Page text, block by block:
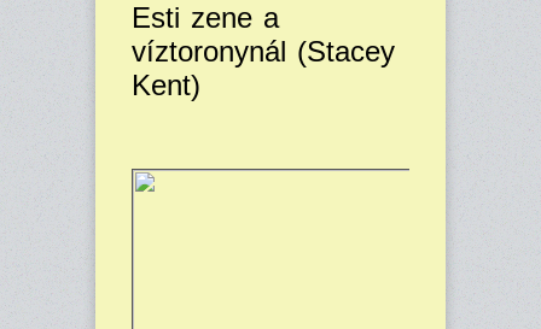
Esti zene a
víztoronynál (Stacey
Kent)